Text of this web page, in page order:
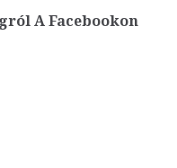
A Facebookon